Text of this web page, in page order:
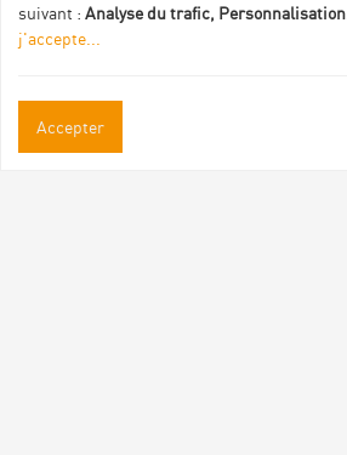
suivant : Analyse du trafic, Personnalisation
j'accepte
Accepter